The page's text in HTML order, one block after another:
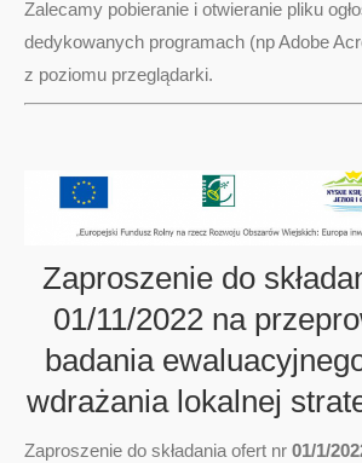
Zalecamy pobieranie i otwieranie pliku
dedykowanych programach (np Adobe
z poziomu przeglądarki.
Zaproszenie do
01/11/2022 na
badania
wdrażania lokalnej
Zaproszenie do składania ofert nr 01/1/